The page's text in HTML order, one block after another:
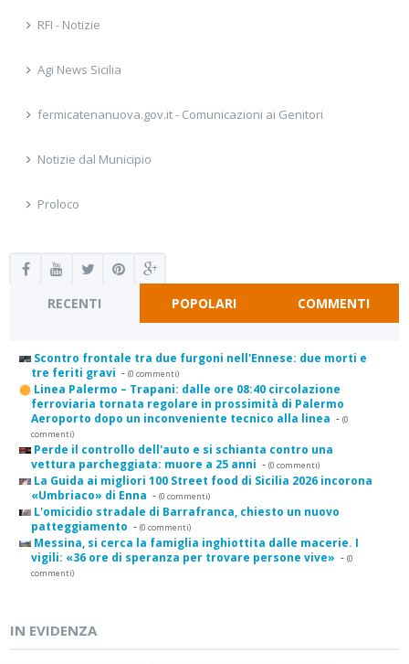
RFI - Notizie
Agi News Sicilia
fermicatenanuova.gov.it - Comunicazioni ai Genitori
Notizie dal Municipio
Proloco
RECENTI POPOLARI COMMENTI
Scontro frontale tra due furgoni nell'Ennese: due morti e
tre feriti gravi - (0 commenti)
Linea Palermo – Trapani: dalle ore 08:40 circolazione
ferroviaria tornata regolare in prossimità di Palermo
Aeroporto dopo un inconveniente tecnico alla linea - (0
commenti)
Perde il controllo dell'auto e si schianta contro una
vettura parcheggiata: muore a 25 anni - (0 commenti)
La Guida ai migliori 100 Street food di Sicilia 2026 incorona
«Umbriaco» di Enna - (0 commenti)
L'omicidio stradale di Barrafranca, chiesto un nuovo
patteggiamento - (0 commenti)
Messina, si cerca la famiglia inghiottita dalle macerie. I
vigili: «36 ore di speranza per trovare persone vive» - (0
commenti)
IN EVIDENZA